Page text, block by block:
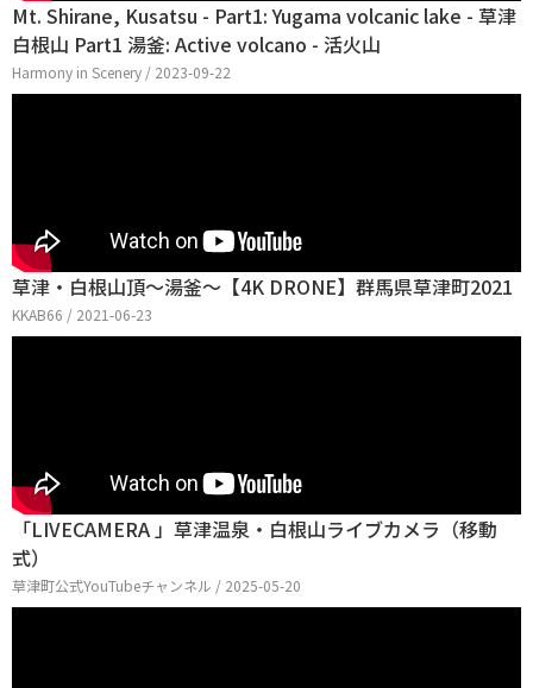
Mt. Shirane, Kusatsu - Part1: Yugama volcanic lake - 草津
白根山 Part1 湯釜: Active volcano - 活火山
Harmony in Scenery / 2023-09-22
草津・白根山頂～湯釜～【4K DRONE】群馬県草津町2021
KKAB66 / 2021-06-23
「LIVECAMERA 」草津温泉・白根山ライブカメラ（移動
式）
草津町公式YouTubeチャンネル / 2025-05-20